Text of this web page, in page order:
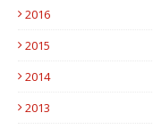
2016
2015
2014
2013